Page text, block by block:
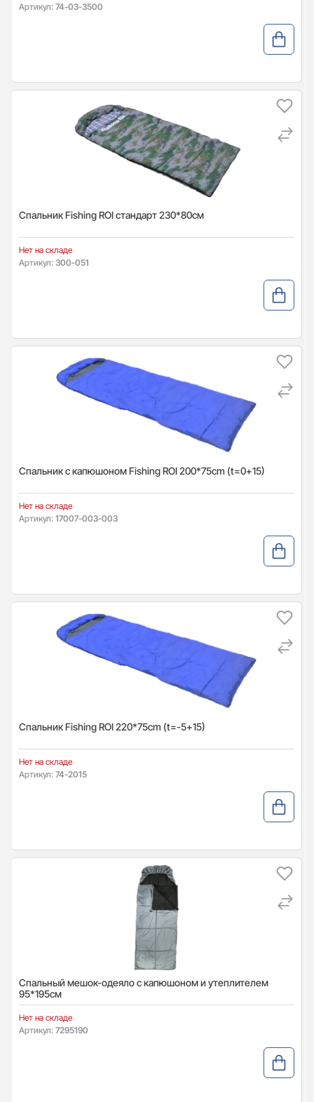
Артикул: 74-03-3500
Спальник Fishing ROI стандарт 230*80см
Нет на складе
Артикул: 300-051
Спальник с капюшоном Fishing ROI 200*75cm (t=0+15)
Нет на складе
Артикул: 17007-003-003
Спальник Fishing ROI 220*75cm (t=-5+15)
Нет на складе
Артикул: 74-2015
Спальный мешок-одеяло с капюшоном и утеплителем
95*195см
Нет на складе
Артикул: 7295190